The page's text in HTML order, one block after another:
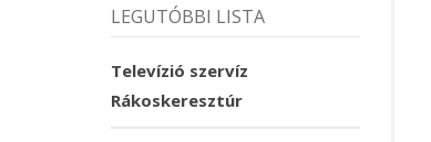
LEGUTÓBBI LISTA
Televízió szervíz
Rákoskeresztúr